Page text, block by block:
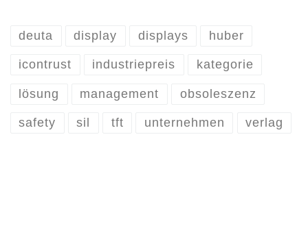
deuta display displays huber
icontrust industriepreis kategorie
lösung management obsoleszenz
safety sil tft unternehmen verlag